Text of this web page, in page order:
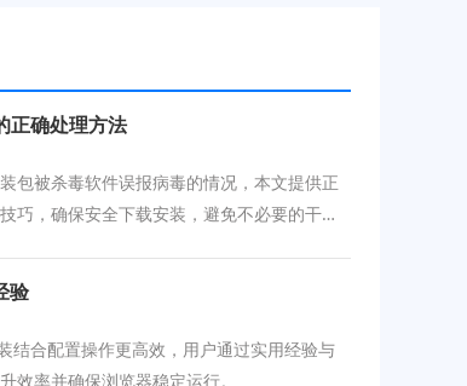
正确处理方法
包被杀毒软件误报病毒的情况，本文提供正
巧，确保安全下载安装，避免不必要的干
验
结合配置操作更高效，用户通过实用经验与
效率并确保浏览器稳定运行。